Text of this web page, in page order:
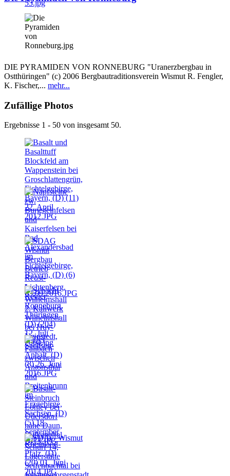
DIE PYRAMIDEN VON RONNEBURG "Uranerzbergbau in
Ostthüringen" (c) 2006 Bergbautraditionsverein Wismut R. Fengler,
K. Fischer,... mehr...
Zufällige Photos
Ergebnisse 1 - 50 von insgesamt 50.